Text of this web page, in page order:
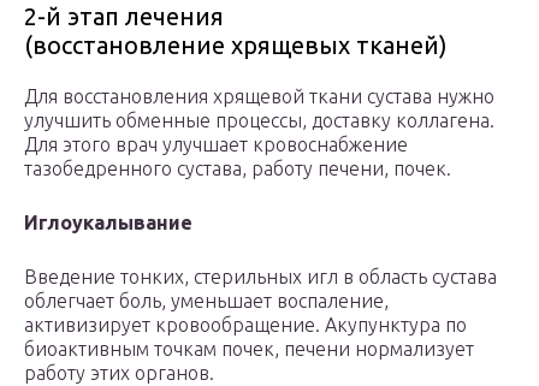
2-й этап лечения
(восстановление хрящевых тканей)
Для восстановления хрящевой ткани сустава нужно
улучшить обменные процессы, доставку коллагена.
Для этого врач улучшает кровоснабжение
тазобедренного сустава, работу печени, почек.
Иглоукалывание
Введение тонких, стерильных игл в область сустава
облегчает боль, уменьшает воспаление,
активизирует кровообращение. Акупунктура по
биоактивным точкам почек, печени нормализует
работу этих органов.